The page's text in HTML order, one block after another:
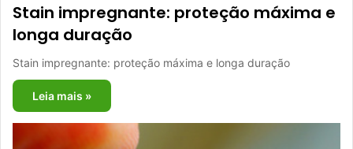
Stain impregnante: proteção máxima e
longa duração
Stain impregnante: proteção máxima e longa duração
Leia mais »